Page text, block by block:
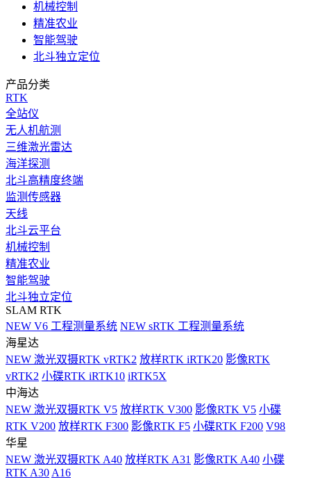
机械控制
精准农业
智能驾驶
北斗独立定位
产品分类
RTK
全站仪
无人机航测
三维激光雷达
海洋探测
北斗高精度终端
监测传感器
天线
北斗云平台
机械控制
精准农业
智能驾驶
北斗独立定位
SLAM RTK
NEW V6 工程测量系统 NEW sRTK 工程测量系统
海星达
NEW 激光双摄RTK vRTK2 放样RTK iRTK20 影像RTK
vRTK2 小碟RTK iRTK10 iRTK5X
中海达
NEW 激光双摄RTK V5 放样RTK V300 影像RTK V5 小碟
RTK V200 放样RTK F300 影像RTK F5 小碟RTK F200 V98
华星
NEW 激光双摄RTK A40 放样RTK A31 影像RTK A40 小碟
RTK A30 A16